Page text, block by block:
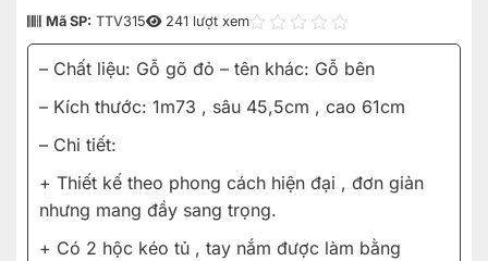
Mã SP: TTV315 241 lượt xem
– Chất liệu: Gỗ gõ đỏ – tên khác: Gỗ bên
– Kích thước: 1m73 , sâu 45,5cm , cao 61cm
– Chi tiết:
+ Thiết kế theo phong cách hiện đại , đơn giản
nhưng mang đầy sang trọng.
+ Có 2 hộc kéo tủ , tay nắm được làm bằng